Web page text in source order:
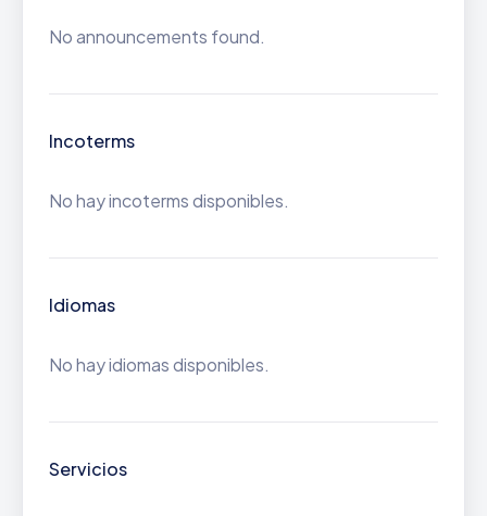
No announcements found.
Incoterms
No hay incoterms disponibles.
Idiomas
No hay idiomas disponibles.
Servicios